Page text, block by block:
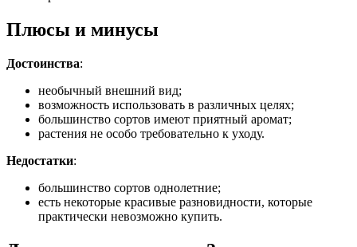
Плюсы и минусы
Достоинства:
необычный внешний вид;
возможность использовать в различных целях;
большинство сортов имеют приятный аромат;
растения не особо требовательно к уходу.
Недостатки:
большинство сортов однолетние;
есть некоторые красивые разновидности, которые
практически невозможно купить.